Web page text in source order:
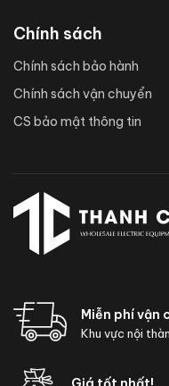
Chính sách
Chính sách bảo hành
Chính sách vận chuyển
CS bảo mật thông tin
Miễn phí vận
Khu vực nội